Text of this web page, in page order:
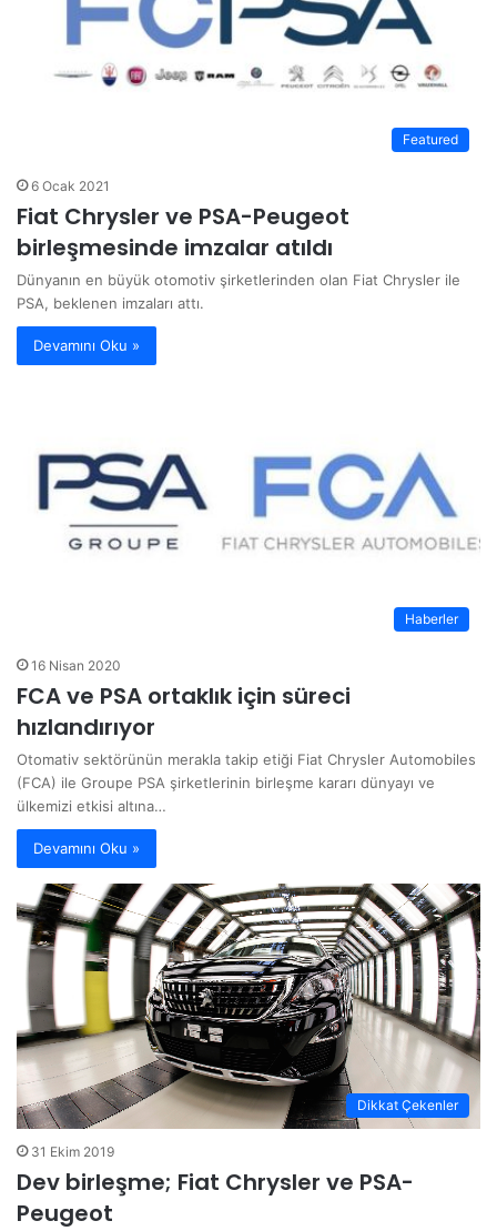
Featured
6 Ocak 2021
Fiat Chrysler ve PSA-Peugeot
birleşmesinde imzalar atıldı
Dünyanın en büyük otomotiv şirketlerinden olan Fiat Chrysler ile
PSA, beklenen imzaları attı.
Devamını Oku »
Haberler
16 Nisan 2020
FCA ve PSA ortaklık için süreci
hızlandırıyor
Otomativ sektörünün merakla takip etiği Fiat Chrysler Automobiles
(FCA) ile Groupe PSA şirketlerinin birleşme kararı dünyayı ve
ülkemizi etkisi altına…
Devamını Oku »
Dikkat Çekenler
31 Ekim 2019
Dev birleşme; Fiat Chrysler ve PSA-
Peugeot